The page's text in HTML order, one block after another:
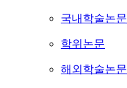
국내학술논문
학위논문
해외학술논문